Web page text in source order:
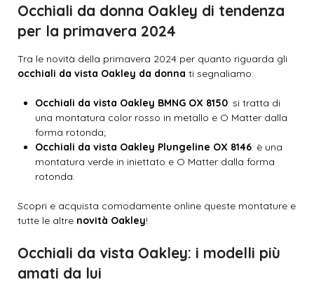
Occhiali da donna Oakley di tendenza
per la primavera 2024
Tra le novità della primavera 2024 per quanto riguarda gli
occhiali da vista Oakley da donna ti segnaliamo:
Occhiali da vista Oakley BMNG OX 8150: si tratta di
una montatura color rosso in metallo e O Matter dalla
forma rotonda;
Occhiali da vista Oakley Plungeline OX 8146: è una
montatura verde in iniettato e O Matter dalla forma
rotonda.
Scopri e acquista comodamente online queste montature e
tutte le altre novità Oakley!
Occhiali da vista Oakley: i modelli più
amati da lui